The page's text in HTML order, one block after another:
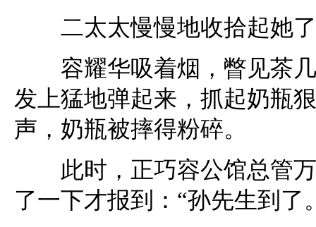
二太太慢慢地收拾起她了
容耀华吸着烟，瞥见茶几
发上猛地弹起来，抓起奶瓶
声，奶瓶被摔得粉碎。
此时，正巧容公馆总管万
了一下才报到：“孙先生到了